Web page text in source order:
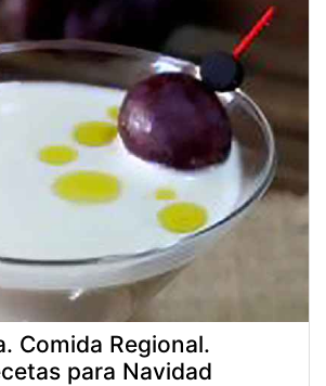
Comida Regional.
para Navidad